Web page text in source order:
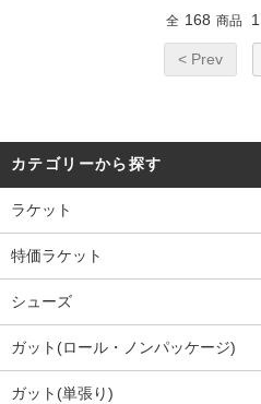
全 168 商品 1
< Prev
カテゴリーから探す
ラケット
特価ラケット
シューズ
ガット(ロール・ノンパッケージ)
ガット(単張り)